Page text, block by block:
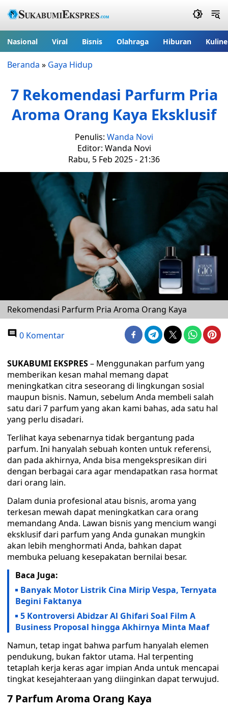
Nasional Viral Bisnis Olahraga Hiburan
Beranda » Gaya Hidup
7 Rekomendasi Parfurm Pria
Aroma Orang Kaya Eksklusif
Penulis: Wanda Novi
Editor: Wanda Novi
Rabu, 5 Feb 2025 - 21:36
Rekomendasi Parfurm Pria Aroma Orang Kaya
0 Komentar
SUKABUMI EKSPRES– Menggunakan parfum yang
memberikan kesan mahal memang dapat
meningkatkan citra seseorang di lingkungan sosial
maupun bisnis. Namun, sebelum Anda membeli salah
satu dari 7 parfum yang akan kami bahas, ada satu hal
yang perlu disadari.
Terlihat kaya sebenarnya tidak bergantung pada
parfum. Ini hanyalah sebuah konten untuk referensi,
dan pada akhirnya, Anda bisa mengekspresikan diri
dengan berbagai cara agar mendapatkan rasa hormat
dari orang lain.
Dalam dunia profesional atau bisnis, aroma yang
terkesan mewah dapat meningkatkan cara orang
memandang Anda. Lawan bisnis yang mencium wangi
eksklusif dari parfum yang Anda gunakan mungkin
akan lebih menghormati Anda, bahkan dapat
membuka peluang kesepakatan bernilai besar.
Baca Juga:
Banyak Motor Listrik Cina Mirip Vespa, Ternyata
Begini Faktanya
5 Kontroversi Abidzar Al Ghifari Soal Film A
Business Proposal hingga Akhirnya Minta Maaf
Namun, tetap ingat bahwa parfum hanyalah elemen
pendukung, bukan faktor utama. Hal terpenting
tetaplah kerja keras agar impian Anda untuk mencapai
tingkat kesejahteraan yang diinginkan dapat terwujud.
7 Parfum Aroma Orang Kaya